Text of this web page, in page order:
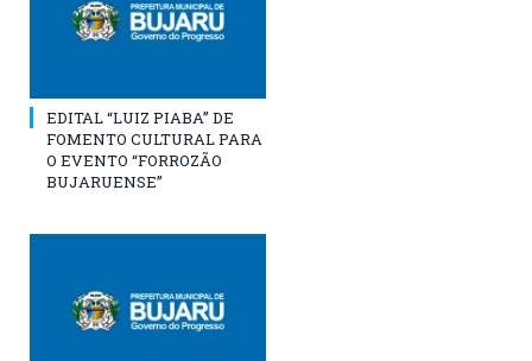
EDITAL “LUIZ PIABA” DE
FOMENTO CULTURAL PARA
O EVENTO “FORROZÃO
BUJARUENSE”